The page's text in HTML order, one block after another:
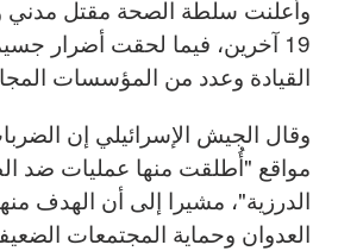
وأعلنت سلطة الصحة مقتل مدني
19 آخرين، فيما لحقت أضرار
القيادة وعدد من المؤسسات
وقال الجيش الإسرائيلي إن
مواقع "أُطلقت منها عمليات ضد
الدرزية"، مشيرا إلى أن الهدف
العدوان وحماية المجتمعات